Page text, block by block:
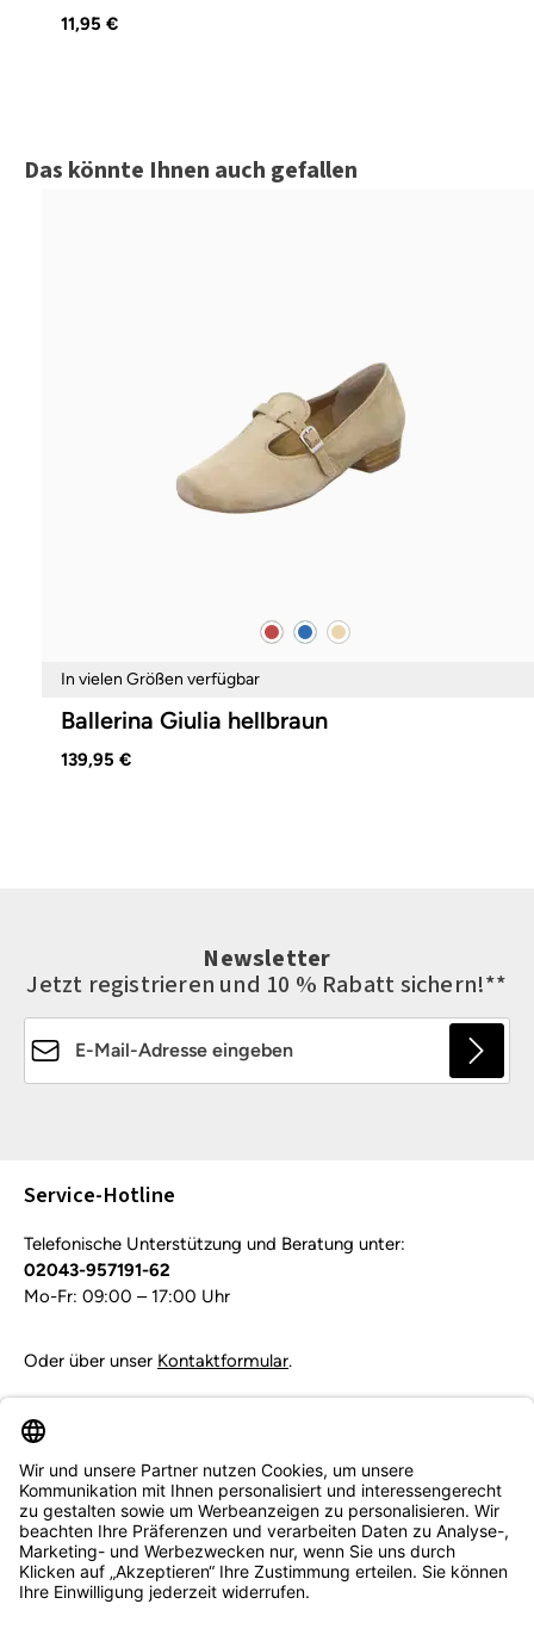
11,95 €
Produktgalerie überspringen
Das könnte Ihnen auch gefallen
rot blau beige
In vielen Größen verfügbar
Ballerina Giulia hellbraun
139,95 €
Newsletter
Jetzt registrieren und 10 % Rabatt sichern!**
Service-Hotline
Telefonische Unterstützung und Beratung unter:
02043-957191-62
Mo-Fr: 09:00 – 17:00 Uhr
Oder über unser Kontaktformular.
Service & Beratung
Informationen